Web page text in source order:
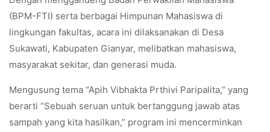
(BPM-FTI) serta berbagai Himpunan Mahasiswa di
lingkungan fakultas, acara ini dilaksanakan di Desa
Sukawati, Kabupaten Gianyar, melibatkan mahasiswa,
masyarakat sekitar, dan generasi muda.
Mengusung tema “Apih Vibhakta Prthivi Paripalita,” yang
berarti “Sebuah seruan untuk bertanggung jawab atas
sampah yang kita hasilkan,” program ini mencerminkan